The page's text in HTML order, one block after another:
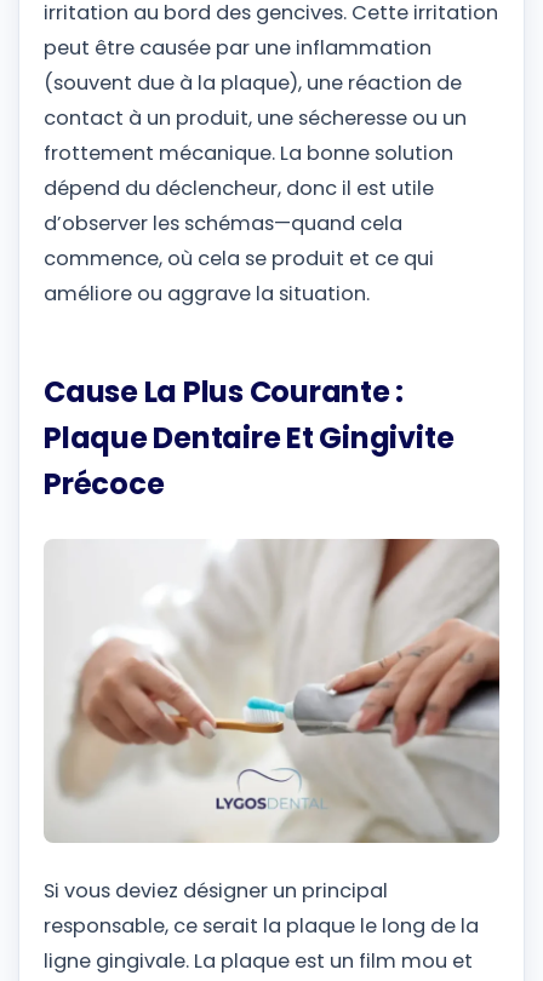
irritation au bord des gencives. Cette irritation
peut être causée par une inflammation
(souvent due à la plaque), une réaction de
contact à un produit, une sécheresse ou un
frottement mécanique. La bonne solution
dépend du déclencheur, donc il est utile
d’observer les schémas—quand cela
commence, où cela se produit et ce qui
améliore ou aggrave la situation.
Cause La Plus Courante :
Plaque Dentaire Et Gingivite
Précoce
Si vous deviez désigner un principal
responsable, ce serait la plaque le long de la
ligne gingivale. La plaque est un film mou et